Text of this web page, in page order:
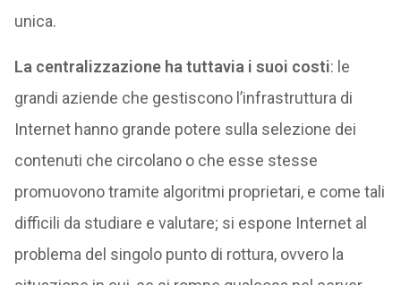
unica.
La centralizzazione ha tuttavia i suoi costi: le
grandi aziende che gestiscono l’infrastruttura di
Internet hanno grande potere sulla selezione dei
contenuti che circolano o che esse stesse
promuovono tramite algoritmi proprietari, e come tali
difficili da studiare e valutare; si espone Internet al
problema del singolo punto di rottura, ovvero la